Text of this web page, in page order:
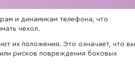
и динамикам телефона, что
чехол.
их положения. Это означает, что вы
рисков повреждения боковых